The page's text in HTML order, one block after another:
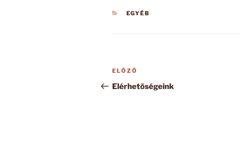
KATEGÓRIÁK
EGYÉB
Bejegyzés
navigáció
Korábbi
bejegyzés
ELŐZŐ
Elérhetőségeink